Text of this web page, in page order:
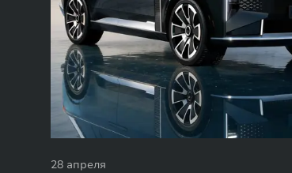
28 апреля